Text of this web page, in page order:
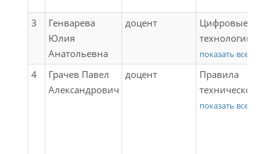
3
Генварева
Юлия
Анатольевна
доцент
Цифровые
технологии
Физика;
Математика;
показать все
4
Грачев Павел
Александрович
доцент
Правила
технической
эксплуатации;
показать все